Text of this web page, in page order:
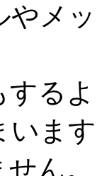
やメ
する
いま
ん。